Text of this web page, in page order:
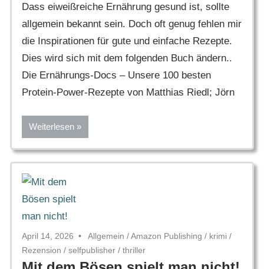
Dass eiweißreiche Ernährung gesund ist, sollte
allgemein bekannt sein. Doch oft genug fehlen mir
die Inspirationen für gute und einfache Rezepte.
Dies wird sich mit dem folgenden Buch ändern..
Die Ernährungs-Docs – Unsere 100 besten
Protein-Power-Rezepte von Matthias Riedl; Jörn
Weiterlesen
April 14, 2026 Allgemein /Amazon Publishing / krimi /
Rezension / selfpublisher / thriller